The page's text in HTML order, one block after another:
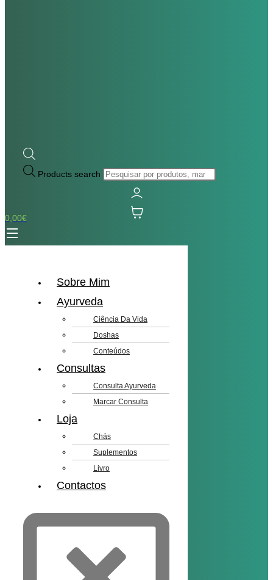
Products search
0,00€
Sobre Mim
Ayurveda
Ciência Da Vida
Doshas
Conteúdos
Consultas
Consulta Ayurveda
Marcar Consulta
Loja
Chás
Suplementos
Livro
Contactos